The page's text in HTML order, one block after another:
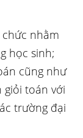
nhằm
học sinh;
cũng như
giỏi toán với
trường đại